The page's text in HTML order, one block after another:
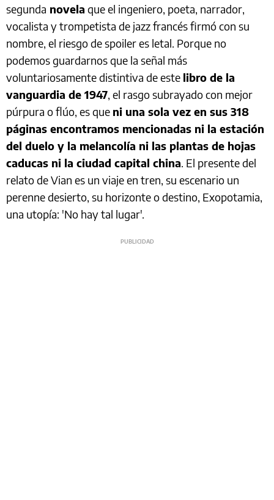
segunda novela que el ingeniero, poeta, narrador,
vocalista y trompetista de jazz francés firmó con su
nombre, el riesgo de spoiler es letal. Porque no
podemos guardarnos que la señal más
voluntariosamente distintiva de este libro de la
vanguardia de 1947, el rasgo subrayado con mejor
púrpura o flúo, es que ni una sola vez en sus 318
páginas encontramos mencionadas ni la estación
del duelo y la melancolía ni las plantas de hojas
caducas ni la ciudad capital china. El presente del
relato de Vian es un viaje en tren, su escenario un
perenne desierto, su horizonte o destino, Exopotamia,
una utopía: 'No hay tal lugar'.